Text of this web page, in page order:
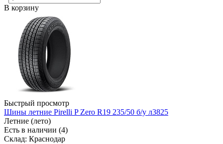
В корзину
Быстрый просмотр
Шины летние Pirelli P Zero R19 235/50 б/у л3825
Летние (лето)
Есть в наличии (4)
Склад: Краснодар